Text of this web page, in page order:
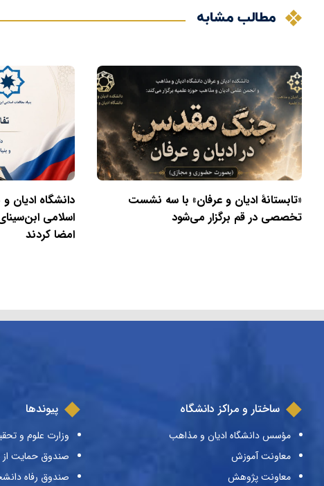
مطالب مشابه
«تابستانهٔ ادیان و عرفان» با سه نشست
تخصصی در قم برگزار می‌شود
دانشگاه ادیان
اسلامی
امضا کردند
ساختار و مراکز دانشگاه
مؤسس دانشگاه ادیان و مذاهب
معاونت آموزش
معاونت پژوهش
پیوندها
وزارت علوم و
صندوق حمایت
صندوق رفاه